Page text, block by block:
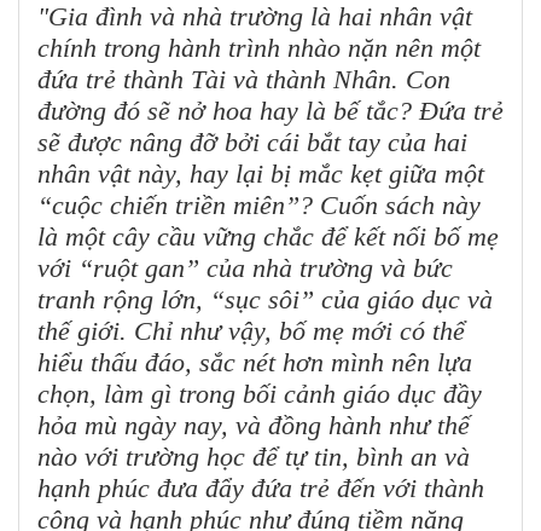
"Gia đình và nhà trường là hai nhân vật
chính trong hành trình nhào nặn nên một
đứa trẻ thành Tài và thành Nhân. Con
đường đó sẽ nở hoa hay là bế tắc? Đứa trẻ
sẽ được nâng đỡ bởi cái bắt tay của hai
nhân vật này, hay lại bị mắc kẹt giữa một
“cuộc chiến triền miên”? Cuốn sách này
là một cây cầu vững chắc để kết nối bố mẹ
với “ruột gan” của nhà trường và bức
tranh rộng lớn, “sục sôi” của giáo dục và
thế giới. Chỉ như vậy, bố mẹ mới có thể
hiểu thấu đáo, sắc nét hơn mình nên lựa
chọn, làm gì trong bối cảnh giáo dục đầy
hỏa mù ngày nay, và đồng hành như thế
nào với trường học để tự tin, bình an và
hạnh phúc đưa đẩy đứa trẻ đến với thành
công và hạnh phúc như đúng tiềm năng